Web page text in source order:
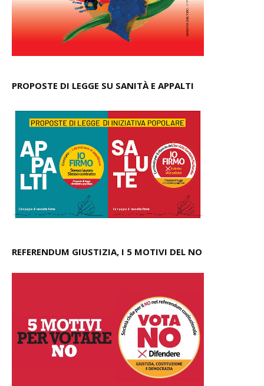
PROPOSTE DI LEGGE SU SANITÀ E APPALTI
REFERENDUM GIUSTIZIA, I 5 MOTIVI DEL NO